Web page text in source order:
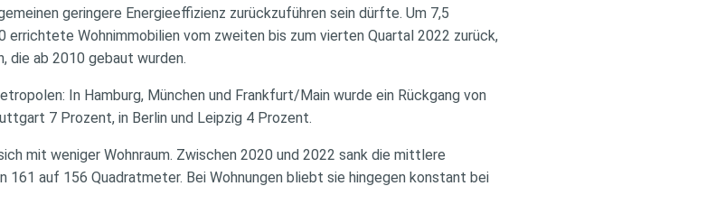
geringere Energieeffizienz zurückzuführen sein dürfte. Um 7,5
errichtete Wohnimmobilien vom zweiten bis zum vierten Quartal 2022 zurück,
die ab 2010 gebaut wurden.
In Hamburg, München und Frankfurt/Main wurde ein Rückgang von
7 Prozent, in Berlin und Leipzig 4 Prozent.
mit weniger Wohnraum. Zwischen 2020 und 2022 sank die mittlere
161 auf 156 Quadratmeter. Bei Wohnungen bliebt sie hingegen konstant bei